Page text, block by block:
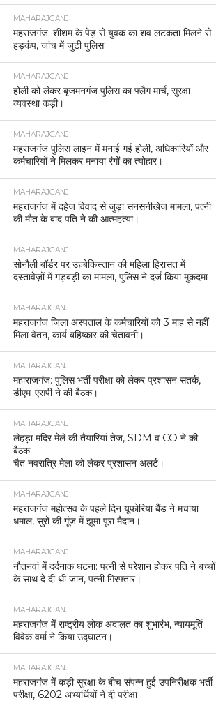
MAHARAJGANJ
महराजगंज: शीशम के पेड़ से युवक का शव लटकता मिलने से
हड़कंप, जांच में जुटी पुलिस
MAHARAJGANJ
होली को लेकर बृजमनगंज पुलिस का फ्लैग मार्च, सुरक्षा
व्यवस्था कड़ी।
MAHARAJGANJ
महराजगंज पुलिस लाइन में मनाई गई होली, अधिकारियों और
कर्मचारियों ने मिलकर मनाया रंगों का त्योहार।
MAHARAJGANJ
महराजगंज में दहेज विवाद से जुड़ा सनसनीखेज मामला, पत्नी
की मौत के बाद पति ने की आत्महत्या।
MAHARAJGANJ
सोनौली बॉर्डर पर उज़्बेकिस्तान की महिला हिरासत में
दस्तावेज़ों में गड़बड़ी का मामला, पुलिस ने दर्ज किया मुकदमा
MAHARAJGANJ
महराजगंज जिला अस्पताल के कर्मचारियों को 3 माह से नहीं
मिला वेतन, कार्य बहिष्कार की चेतावनी।
MAHARAJGANJ
महाराजगंज: पुलिस भर्ती परीक्षा को लेकर प्रशासन सतर्क,
डीएम-एसपी ने की बैठक।
MAHARAJGANJ
लेहड़ा मंदिर मेले की तैयारियां तेज, SDM व CO ने की
बैठक
चैत नवरात्रि मेला को लेकर प्रशासन अलर्ट।
MAHARAJGANJ
महराजगंज महोत्सव के पहले दिन यूफोरिया बैंड ने मचाया
धमाल, सुरों की गूंज में झूमा पूरा मैदान।
MAHARAJGANJ
नौतनवां में दर्दनाक घटना: पत्नी से परेशान होकर पति ने बच्चों
के साथ दे दी थी जान, पत्नी गिरफ्तार।
MAHARAJGANJ
महराजगंज में राष्ट्रीय लोक अदालत का शुभारंभ, न्यायमूर्ति
विवेक वर्मा ने किया उद्घाटन।
MAHARAJGANJ
महराजगंज में कड़ी सुरक्षा के बीच संपन्न हुई उपनिरीक्षक भर्ती
परीक्षा, 6202 अभ्यर्थियों ने दी परीक्षा